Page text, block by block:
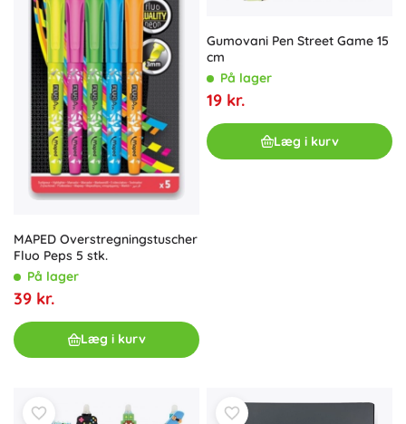
MAPED Overstregningstuscher
Fluo Peps 5 stk.
På lager
39 kr.
Læg i kurv
Gumovani Pen Street Game 15
cm
På lager
19 kr.
Læg i kurv